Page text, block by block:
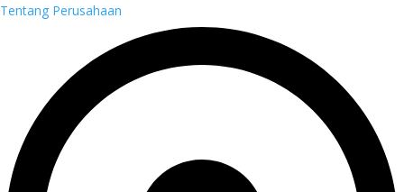
Tentang Perusahaan